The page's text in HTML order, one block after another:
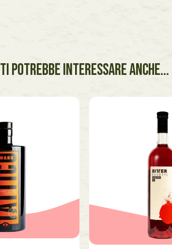
TI POTREBBE INTERESSARE ANCHE...